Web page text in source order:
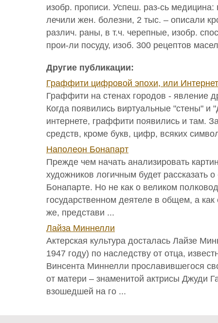
изобр. прописи. Успеш. раз-сь
лечили жен. болезни, 2 тыс. – описали
различ. раны, в т.ч. черепные, изобр.
прои-ли посуду, изоб. 300 рецептов
Другие публикации:
Граффити цифровой эпохи, или
Граффити на стенах городов - явление
Когда появились виртуальные "стены" и
интернете, граффити появились и там.
средств, кроме букв, цифр, всяких
Наполеон Бонапарт
Прежде чем начать анализировать
художников логичным будет рассказать
Бонапарте. Но не как о великом
государственном деятеле в общем, а
же, представи ...
Лайза Миннелли
Актерская культура досталась Лайзе
1947 году) по наследству от отца,
Винсента Миннелли прославившегося
от матери – знаменитой актрисы Джуди
взошедшей на го ...